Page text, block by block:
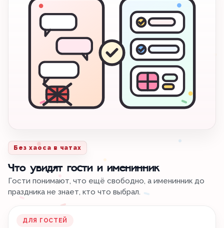
Без хаоса в чатах
Что увидят гости и именинник
Гости понимают, что ещё свободно, а именинник до
праздника не знает, кто что выбрал.
ДЛЯ ГОСТЕЙ